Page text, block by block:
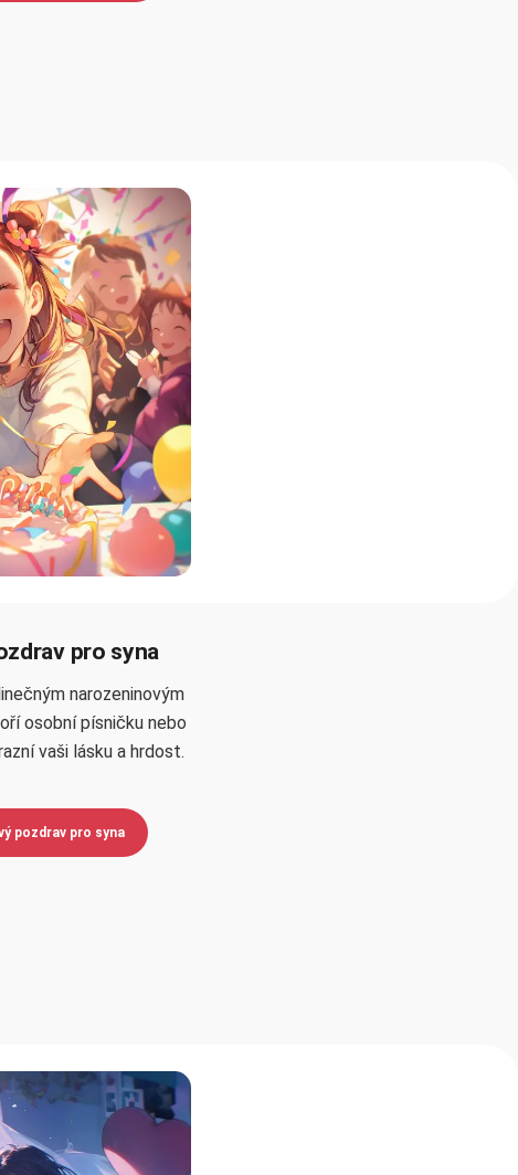
pro syna
narozeninovým
osobní písničku nebo
vaši lásku a hrdost.
pozdrav pro syna